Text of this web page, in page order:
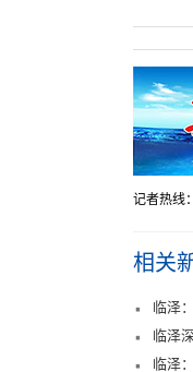
记者热线
相关
临泽
临泽
临泽